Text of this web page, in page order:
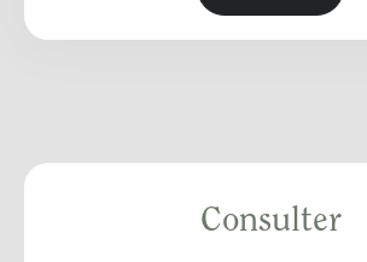
Consulter